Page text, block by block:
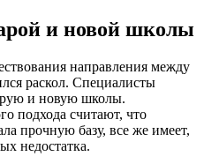
и новой школы
направления между
раскол. Специалисты
и новую школы.
подхода считают, что
прочную базу, все же имеет,
недостатка.